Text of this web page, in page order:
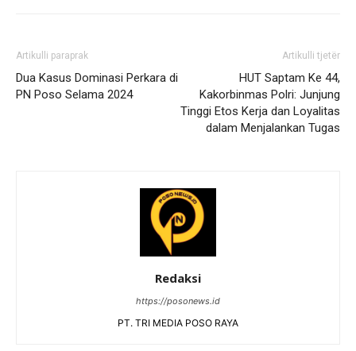
Artikulli paraprak
Dua Kasus Dominasi Perkara di
PN Poso Selama 2024
Artikulli tjetër
HUT Saptam Ke 44,
Kakorbinmas Polri: Junjung
Tinggi Etos Kerja dan Loyalitas
dalam Menjalankan Tugas
Redaksi
https://posonews.id
PT. TRI MEDIA POSO RAYA